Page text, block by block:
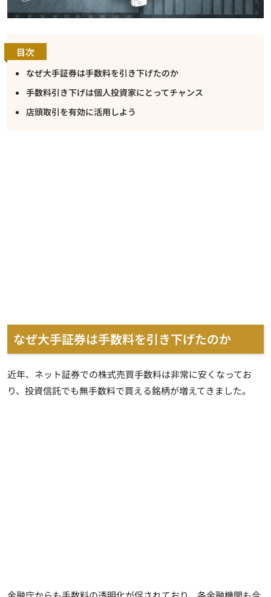
目次
なぜ大手証券は手数料を引き下げたのか
手数料引き下げは個人投資家にとってチャンス
店頭取引を有効に活用しよう
なぜ大手証券は手数料を引き下げたのか
近年、ネット証券での株式売買手数料は非常に安くなってお
り、投資信託でも無手数料で買える銘柄が増えてきました。